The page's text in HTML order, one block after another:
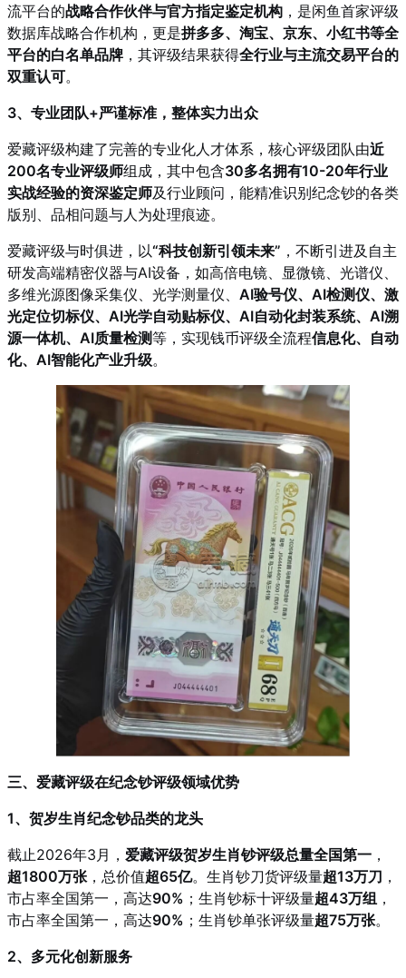
流平台的战略合作伙伴与官方指定鉴定机构 ，是闲鱼首家评级
数据库战略合作机构，更是拼多多、淘宝、京东、小红书等全
平台的白名单品牌 ，其评级结果获得全行业与主流交易平台的
双重认可。
3、专业团队+严谨标准，整体实力出众
爱藏评级构建了完善的专业化人才体系，核心评级团队由近
200名专业评级师组成，其中包含30多名拥有10-20年行业
实战经验的资深鉴定师及行业顾问，能精准识别纪念钞的各类
版别、品相问题与人为处理痕迹。
爱藏评级与时俱进，以“科技创新引领未来” ，不断引进及自主
研发高端精密仪器与AI设备，如高倍电镜、显微镜、光谱仪、
多维光源图像采集仪、光学测量仪、 AI验号仪、AI检测仪、激
光定位切标仪、AI光学自动贴标仪、AI自动化封装系统、AI溯
源一体机、AI质量检测等，实现钱币评级全流程信息化、自动
化、AI智能化产业升级。
三、爱藏评级在纪念钞评级领域优势
1、贺岁生肖纪念钞品类的龙头
截止2026年3月， 爱藏评级贺岁生肖钞评级总量全国第一 ，
超1800万张，总价值超65亿。生肖钞刀货评级量超13万刀 ，
市占率全国第一，高达90% ；生肖钞标十评级量超43万组 ，
市占率全国第一，高达90% ；生肖钞单张评级量超75万张。
2、多元化创新服务